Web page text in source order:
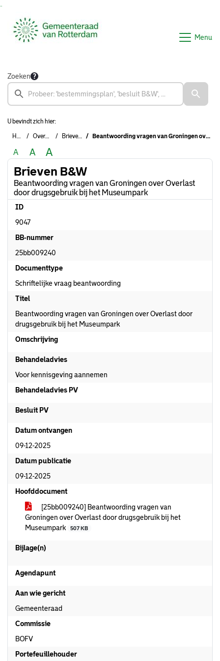
Menu
Zoeken
U bevindt zich hier:
Home Overzichten Brieven B&W Beantwoording vragen van Groningen over Overlast door drugsgebruik bij het Museumpark
A A A
Brieven B&W
Beantwoording vragen van Groningen over Overlast
door drugsgebruik bij het Museumpark
ID
9047
BB-nummer
25bb009240
Documenttype
Schriftelijke vraag beantwoording
Titel
Beantwoording vragen van Groningen over Overlast door
drugsgebruik bij het Museumpark
Omschrijving
Behandeladvies
Voor kennisgeving aannemen
Behandeladvies PV
Besluit PV
Datum ontvangen
09-12-2025
Datum publicatie
09-12-2025
Hoofddocument
[25bb009240] Beantwoording vragen van
Groningen over Overlast door drugsgebruik bij het
Museumpark
507 KB
Bijlage(n)
Agendapunt
Aan wie gericht
Gemeenteraad
Commissie
BOFV
Portefeuillehouder